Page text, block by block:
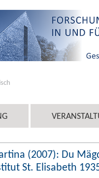
(2007): Du
St. Elisabeth